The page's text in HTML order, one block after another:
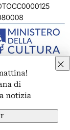
II, 287 –
personali
– 00186 Roma
Credits
di
notizia